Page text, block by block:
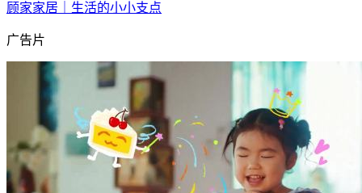
顾家家居｜生活的小小支点
广告片